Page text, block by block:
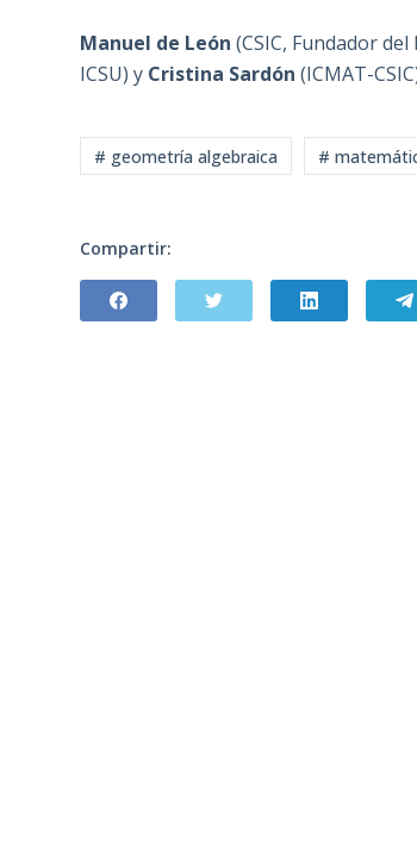
Manuel de León (CSIC, Fundador
ICSU) y Cristina Sardón(ICMAT-
# geometría algebraica #
Compartir: